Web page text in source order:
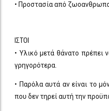
• Προστασία από
ΙΣΤΟΙ
• Υλικό μετά θάνατο πρέπει
γρηγορότερα.
• Παρόλα αυτά αν είναι το
που δεν τηρεί αυτή την